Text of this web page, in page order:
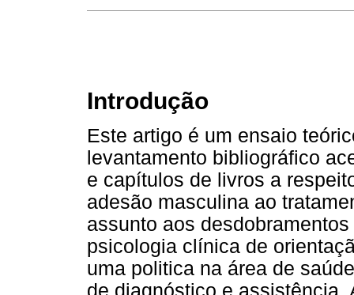
Introdução
Este artigo é um ensaio
levantamento bibliográfico
e capítulos de livros a
adesão masculina ao
assunto aos
psicologia clínica de
uma politica na área de